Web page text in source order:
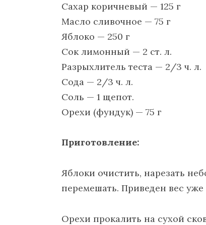
Сахар коричневый — 125 г
Масло сливочное — 75 г
Яблоко — 250 г
Сок лимонный — 2 ст. л.
Разрыхлитель теста — 2/3 ч. л.
Сода — 2/3 ч. л.
Соль — 1 щепот.
Орехи (фундук) — 75 г
Приготовление:
Яблоки очистить, нарезать
перемешать. Приведен вес
Орехи прокалить на сухой